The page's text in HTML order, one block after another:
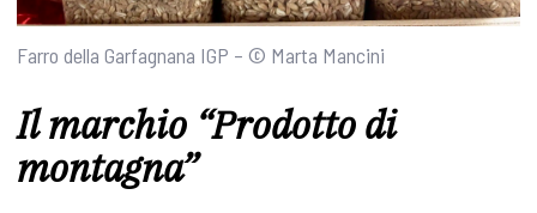
Farro della Garfagnana IGP – © Marta Mancini
Il marchio “Prodotto di
montagna”